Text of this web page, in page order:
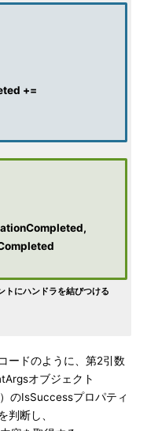
+=
にハンドラを結びつける
ードのように、第2引数
オブジェクト
のIsSuccessプロパティ
判断し、